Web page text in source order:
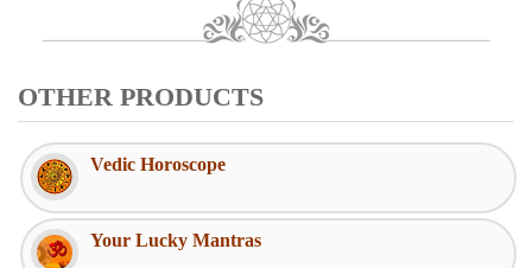
OTHER PRODUCTS
Vedic Horoscope
Your Lucky Mantras